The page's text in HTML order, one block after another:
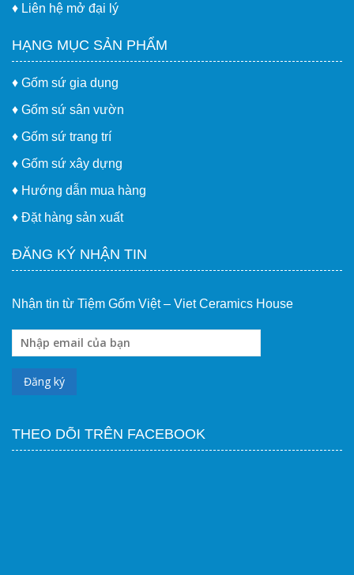
♦ Liên hệ mở đại lý
HẠNG MỤC SẢN PHẨM
♦ Gốm sứ gia dụng
♦ Gốm sứ sân vườn
♦ Gốm sứ trang trí
♦ Gốm sứ xây dựng
♦ Hướng dẫn mua hàng
♦ Đặt hàng sản xuất
ĐĂNG KÝ NHẬN TIN
Nhận tin từ Tiệm Gốm Việt – Viet Ceramics House
THEO DÕI TRÊN FACEBOOK